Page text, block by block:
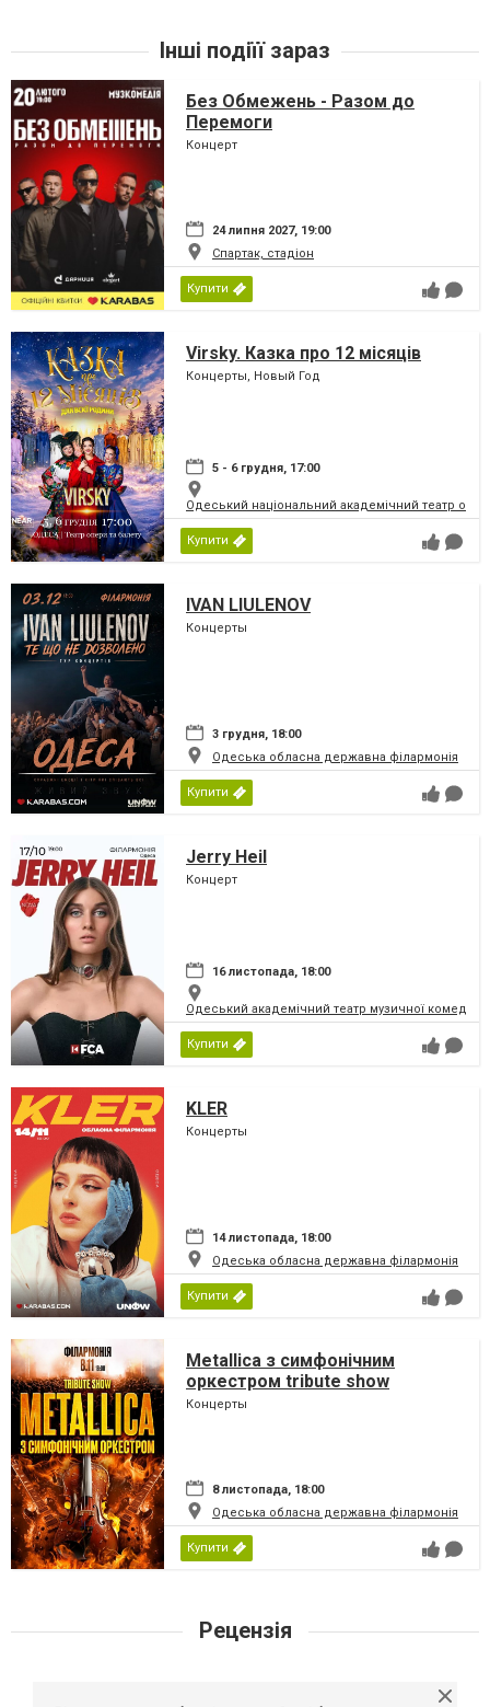
Інші подіїї зараз
Без Обмежень - Разом до
Перемоги
Концерт
24 липня 2027, 19:00
Спартак, стадіон
Купити
Virsky. Казка про 12 місяців
Концерты, Новый Год
5 - 6 грудня, 17:00
Одеський національний академічний театр
Купити
IVAN LIULENOV
Концерты
3 грудня, 18:00
Одеська обласна державна філармонія
Купити
Jerry Heil
Концерт
16 листопада, 18:00
Одеський академічний театр музичної комедії
Купити
KLER
Концерты
14 листопада, 18:00
Одеська обласна державна філармонія
Купити
Metallica з симфонiчним
оркестром tribute show
Концерты
8 листопада, 18:00
Одеська обласна державна філармонія
Купити
Рецензія